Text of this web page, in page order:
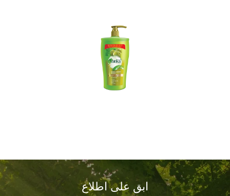
ابق على اطلاع